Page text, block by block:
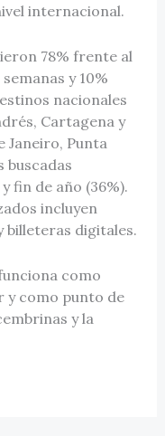
internacional.
78% frente al
y 10%
nacionales
Cartagena y
Janeiro, Punta
buscadas
fin de año (36%).
incluyen
billeteras digitales.
como
y como punto de
y la